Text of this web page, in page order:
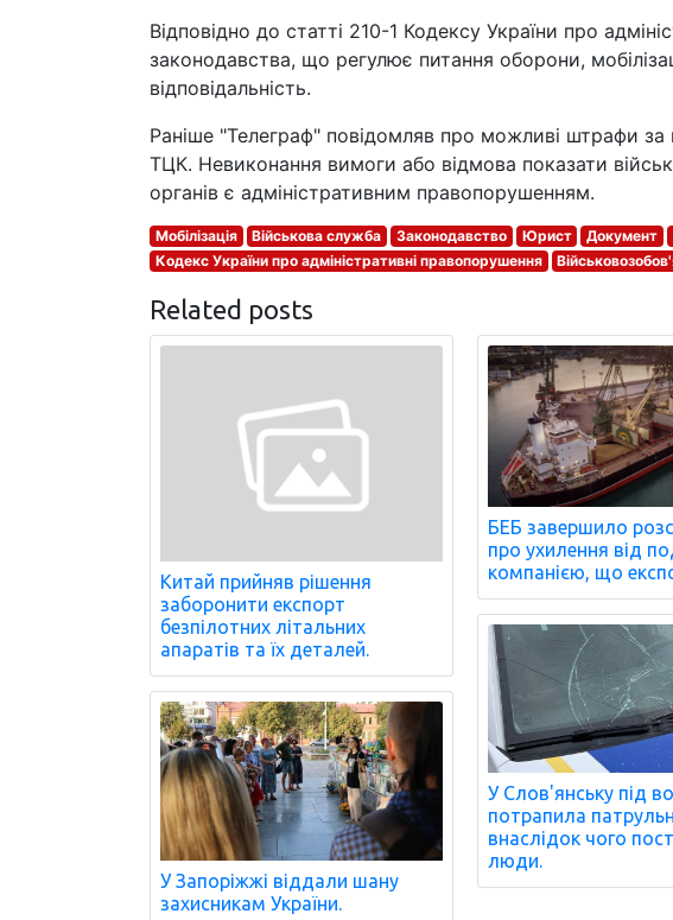
Відповідно до статті 210-1 Кодексу України про
законодавства, що регулює питання оборони,
відповідальність.
Раніше "Телеграф" повідомляв про можливі штрафи за
ТЦК. Невиконання вимоги або відмова показати
органів є адміністративним правопорушенням.
Мобілізація Військова служба Законодавство Юрист Документ
Кодекс України про адміністративні правопорушення
Related posts
Китай прийняв рішення
заборонити експорт
безпілотних літальних
апаратів та їх деталей.
У Запоріжжі віддали шану
захисникам України.
БЕБ завершило
про ухилення від
компанією, що
У Слов'янську під
потрапила
внаслідок чого
люди.